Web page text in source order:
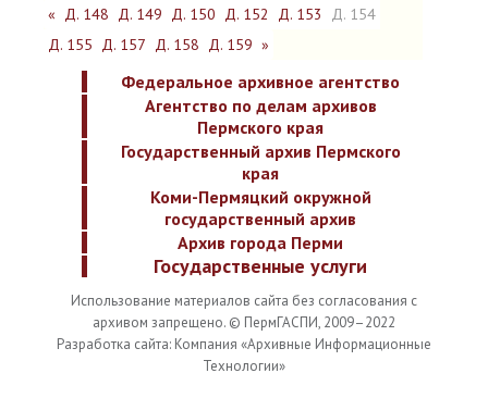
« Д. 148 Д. 149 Д. 150 Д. 152 Д. 153
Д. 154
Д. 155 Д. 157 Д. 158 Д. 159 »
Федеральное архивное агентство
Агентство по делам архивов
Пермского края
Государственный архив Пермского
края
Коми-Пермяцкий окружной
государственный архив
Архив города Перми
Государственные услуги
Использование материалов сайта без согласования с
архивом запрещено. © ПермГАСПИ, 2009–2022
Разработка сайта: Компания «Архивные Информационные
Технологии»